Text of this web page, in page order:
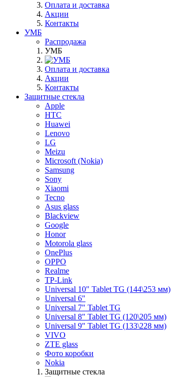
Оплата и доставка
Акции
Контакты
УМБ
Распродажа
УМБ
Оплата и доставка
Акции
Контакты
Защитные стекла
Apple
HTC
Huawei
Lenovo
LG
Meizu
Microsoft (Nokia)
Samsung
Sony
Xiaomi
Tecno
Asus glass
Blackview
Google
Honor
Motorola glass
OnePlus
OPPO
Realme
TP-Link
Universal 10" Tablet TG (144\253 мм)
Universal 6"
Universal 7" Tablet TG
Universal 8" Tablet TG (120\205 мм)
Universal 9" Tablet TG (133\228 мм)
VIVO
ZTE glass
Фото коробки
Nokia
Защитные стекла